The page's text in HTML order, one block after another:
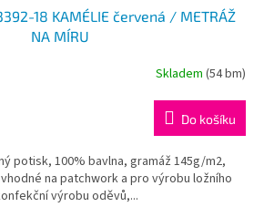
18 KAMÉLIE červená / METRÁŽ
NA MÍRU
Skladem (54 bm)
Do košíku
potisk, 100% bavlna, gramáž 145g/m2,
na patchwork a pro výrobu ložního
výrobu oděvů,...